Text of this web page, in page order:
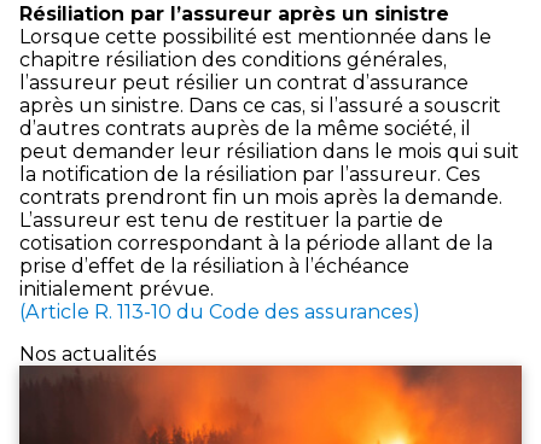
Résiliation par l’assureur après un sinistre
Lorsque cette possibilité est mentionnée dans le
chapitre résiliation des conditions générales,
l’assureur peut résilier un contrat d’assurance
après un sinistre. Dans ce cas, si l’assuré a souscrit
d’autres contrats auprès de la même société, il
peut demander leur résiliation dans le mois qui suit
la notification de la résiliation par l’assureur. Ces
contrats prendront fin un mois après la demande.
L’assureur est tenu de restituer la partie de
cotisation correspondant à la période allant de la
prise d’effet de la résiliation à l’échéance
initialement prévue.
(Article R. 113-10 du Code des assurances)
Nos actualités